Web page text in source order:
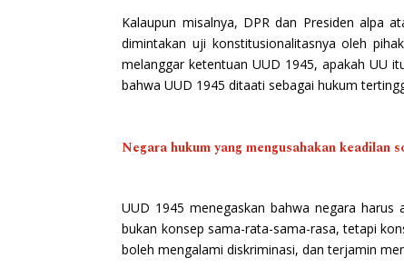
Kalaupun misalnya, DPR dan Presiden alpa
dimintakan uji konstitusionalitasnya oleh
melanggar ketentuan UUD 1945, apakah UU
bahwa UUD 1945 ditaati sebagai hukum
Negara hukum yang mengusahakan keadilan
UUD 1945 menegaskan bahwa negara
bukan konsep sama-rata-sama-rasa, tetapi
boleh mengalami diskriminasi, dan terjamin